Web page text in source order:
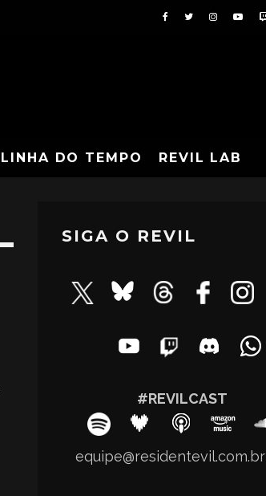
LINHA DO TEMPO REVIL LAB
SIGA O REVIL
#REVILCAST
equipe@residentevil.com.br